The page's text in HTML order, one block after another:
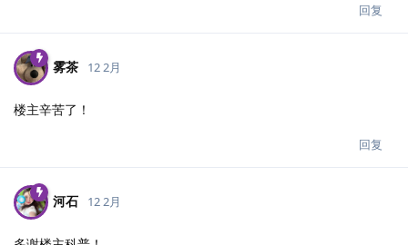
回复
雾茶 12 2月
楼主辛苦了！
回复
河石 12 2月